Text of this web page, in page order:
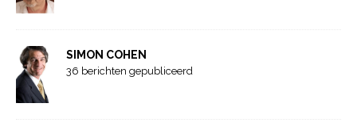
SIMON COHEN
36 berichten gepubliceerd